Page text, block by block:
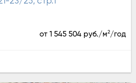
от 1 545 504 руб./м2/год